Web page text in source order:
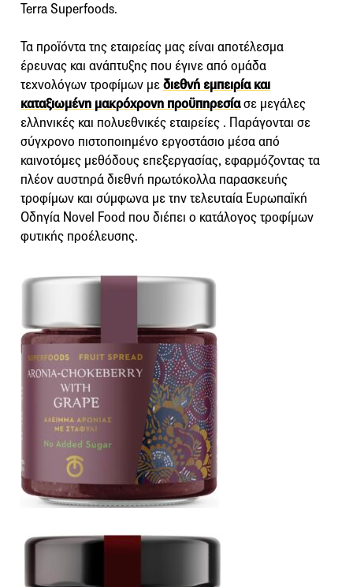
Terra Superfoods.
Τα προϊόντα της εταιρείας μας είναι αποτέλεσμα
έρευνας και ανάπτυξης που έγινε από ομάδα
τεχνολόγων τροφίμων μεδιεθνή εμπειρία και
καταξιωμένη μακρόχρονη προϋπηρεσίασε μεγάλες
ελληνικές και πολυεθνικές εταιρείες . Παράγονται σε
σύγχρονο πιστοποιημένο εργοστάσιο μέσα από
καινοτόμες μεθόδους επεξεργασίας, εφαρμόζοντας τα
πλέον αυστηρά διεθνή πρωτόκολλα παρασκευής
τροφίμων και σύμφωνα με την τελευταία Ευρωπαϊκή
Οδηγία Novel Food που διέπει ο κατάλογος τροφίμων
φυτικής προέλευσης.